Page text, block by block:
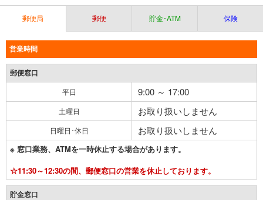
郵便局 郵便 貯金･ATM 保険
営業時間
郵便窓口
平日 9:00 ～ 17:00
土曜日 お取り扱いしません
日曜日･休日 お取り扱いしません
※ 窓口業務、ATMを一時休止する場合があります。
☆11:30～12:30の間、郵便窓口の営業を休止しております。
貯金窓口